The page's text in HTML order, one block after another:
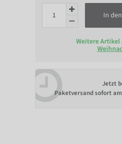
In
Weitere Artikel
Jetzt
Paketversand sofort